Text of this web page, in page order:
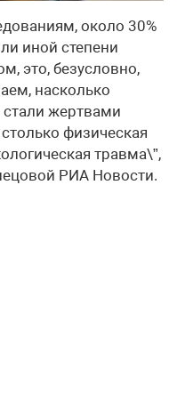
около 30%
иной степени
это, безусловно,
насколько
жертвами
физическая
травма\”,
РИА Новости.